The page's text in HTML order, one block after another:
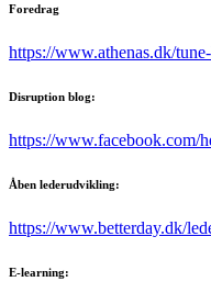
Foredrag
https://www.athenas.dk/
Disruption blog:
https://www.facebook.com/
Åben lederudvikling:
https://www.betterday.dk/
E-learning: